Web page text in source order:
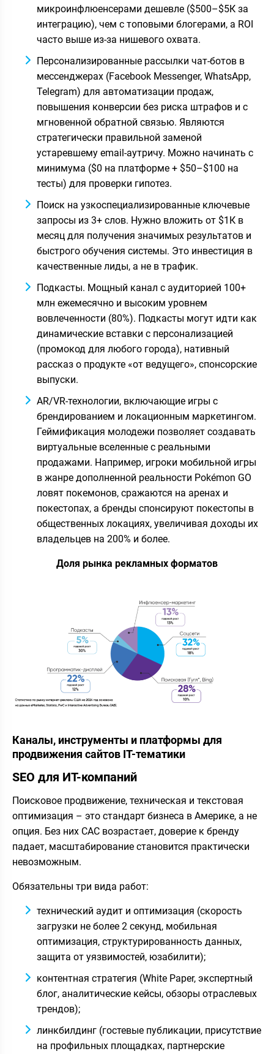
микроинфлюенсерами дешевле ($500–$5К за
интеграцию), чем с топовыми блогерами, а ROI
часто выше из-за нишевого охвата.
Персонализированные рассылки чат-ботов в
мессенджерах (Facebook Messenger, WhatsApp,
Telegram) для автоматизации продаж,
повышения конверсии без риска штрафов и с
мгновенной обратной связью. Являются
стратегически правильной заменой
устаревшему email-аутричу. Можно начинать с
минимума ($0 на платформе + $50–$100 на
тесты) для проверки гипотез.
Поиск на узкоспециализированные ключевые
запросы из 3+ слов. Нужно вложить от $1К в
месяц для получения значимых результатов и
быстрого обучения системы. Это инвестиция в
качественные лиды, а не в трафик.
Подкасты. Мощный канал с аудиторией 100+
млн ежемесячно и высоким уровнем
вовлеченности (80%). Подкасты могут идти как
динамические вставки с персонализацией
(промокод для любого города), нативный
рассказ о продукте «от ведущего», спонсорские
выпуски.
AR/VR-технологии, включающие игры с
брендированием и локационным маркетингом.
Геймификация молодежи позволяет создавать
виртуальные вселенные с реальными
продажами. Например, игроки мобильной игры
в жанре дополненной реальности Pokémon GO
ловят покемонов, сражаются на аренах и
покестопах, а бренды спонсируют покестопы в
общественных локациях, увеличивая доходы их
владельцев на 200% и более.
Доля рынка рекламных форматов
Каналы, инструменты и платформы для
продвижения сайтов IT-тематики
SEO для ИТ-компаний
Поисковое продвижение, техническая и текстовая
оптимизация – это стандарт бизнеса в Америке, а не
опция. Без них CAC возрастает, доверие к бренду
падает, масштабирование становится практически
невозможным.
Обязательны три вида работ:
технический аудит и оптимизация (скорость
загрузки не более 2 секунд, мобильная
оптимизация, структурированность данных,
защита от уязвимостей, юзабилити);
контентная стратегия (White Paper, экспертный
блог, аналитические кейсы, обзоры отраслевых
трендов);
линкбилдинг (гостевые публикации, присутствие
на профильных площадках, партнерские